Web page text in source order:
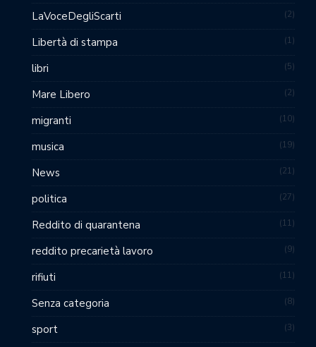
LaVoceDegliScarti 2
Libertà di stampa 1
libri 5
Mare Libero 2
migranti 10
musica 19
News 21
politica 27
Reddito di quarantena 11
reddito precarietà lavoro 9
rifiuti 11
Senza categoria 8
sport 3